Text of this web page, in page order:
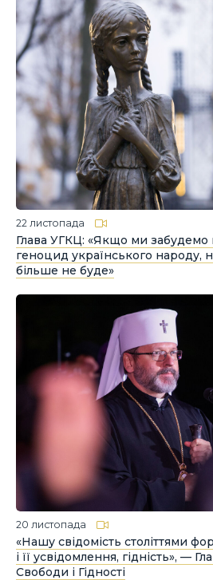
22 листопада
Глава УГКЦ: «Якщо ми забудемо
геноцид українського народу,
більше не буде»
20 листопада
«Нашу свідомість століттями
і її усвідомлення, гідність», —
Свободи і Гідності